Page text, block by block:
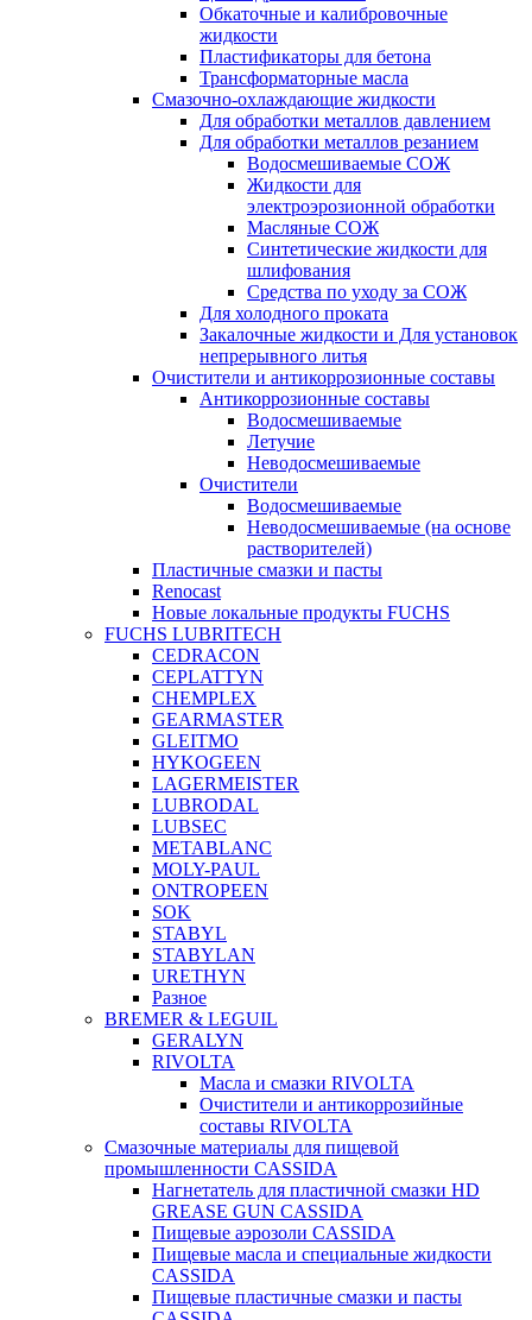
Обкаточные и калибровочные
жидкости
Пластификаторы для бетона
Трансформаторные масла
Смазочно-охлаждающие жидкости
Для обработки металлов давлением
Для обработки металлов резанием
Водосмешиваемые СОЖ
Жидкости для
электроэрозионной обработки
Масляные СОЖ
Синтетические жидкости для
шлифования
Средства по уходу за СОЖ
Для холодного проката
Закалочные жидкости и Для установок
непрерывного литья
Очистители и антикоррозионные составы
Антикоррозионные составы
Водосмешиваемые
Летучие
Неводосмешиваемые
Очистители
Водосмешиваемые
Неводосмешиваемые (на основе
растворителей)
Пластичные смазки и пасты
Renocast
Новые локальные продукты FUCHS
FUCHS LUBRITECH
CEDRACON
CEPLATTYN
CHEMPLEX
GEARMASTER
GLEITMO
HYKOGEEN
LAGERMEISTER
LUBRODAL
LUBSEC
METABLANC
MOLY-PAUL
ONTROPEEN
SOK
STABYL
STABYLAN
URETHYN
Разное
BREMER & LEGUIL
GERALYN
RIVOLTA
Масла и смазки RIVOLTA
Очистители и антикоррозийные
составы RIVOLTA
Смазочные материалы для пищевой
промышленности CASSIDA
Нагнетатель для пластичной смазки HD
GREASE GUN CASSIDA
Пищевые аэрозоли CASSIDA
Пищевые масла и специальные жидкости
CASSIDA
Пищевые пластичные смазки и пасты